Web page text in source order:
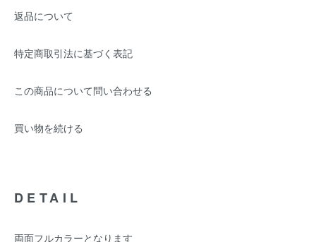
返品について
特定商取引法に基づく表記
この商品について問い合わせる
買い物を続ける
DETAIL
両面フルカラーとなります